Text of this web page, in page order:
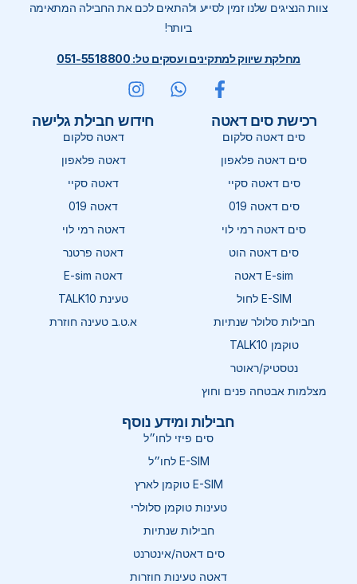
צוות הנציגים שלנו זמין לסייע ולהתאים לכם את החבילה המתאימה
ביותר!
מחלקת שיווק למתקינים ועסקים טל: 051-5518800
רכישת סים דאטה
סים דאטה סלקום
סים דאטה פלאפון
סים דאטה סקיי
סים דאטה 019
סים דאטה רמי לוי
סים דאטה הוט
E-sim דאטה
E-SIM לחול
חבילות סלולר שנתיות
טוקמן TALK10
נטסטיק/ראוטר
מצלמות אבטחה פנים וחוץ
חידוש חבילת גלישה
דאטה סלקום
דאטה פלאפון
דאטה סקיי
דאטה 019
דאטה רמי לוי
דאטה פרטנר
דאטה E-sim
טעינת TALK10
א.ט.ב טעינה חוזרת
חבילות ומידע נוסף
סים פיזי לחו״ל
E-SIM לחו״ל
E-SIM טוקמן לארץ
טעינות טוקמן סלולרי
חבילות שנתיות
סים דאטה/אינטרנט
דאטה טעינות חוזרות